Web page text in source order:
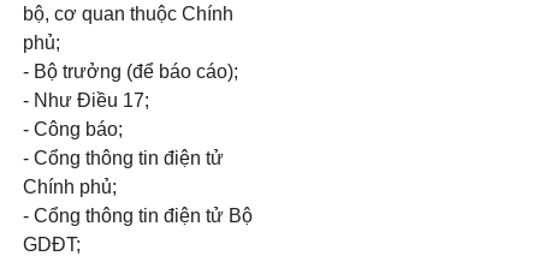
bộ, cơ quan thuộc Chính
phủ;
- Bộ trưởng (để báo cáo);
- Như Điều 17;
- Công báo;
- Cổng thông tin điện tử
Chính phủ;
- Cổng thông tin điện tử Bộ
GDĐT;